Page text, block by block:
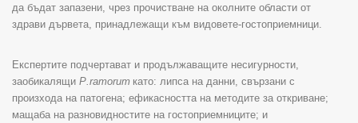
да бъдат запазени, чрез прочистване на околните области от
здрави дървета, принадлежащи към видовете-гостоприемници.
Експертите подчертават и продължаващите несигурности,
заобикалящи P ramorum като: липса на данни, свързани с
произхода на патогена; ефикасността на методите за откриване;
мащаба на разновидностите на гостоприемниците; и